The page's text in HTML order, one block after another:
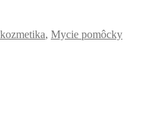
, Mycie pomôcky